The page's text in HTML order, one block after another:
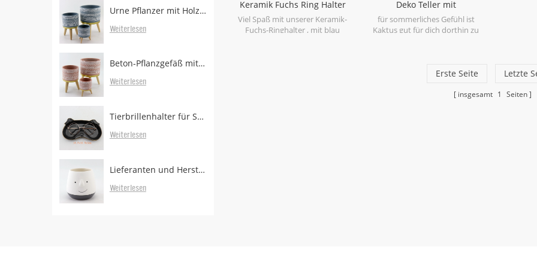
Urne Pflanzer mit Holzbeinen
Weiterlesen
Beton-Pflanzgefäß mit bewaldeten Beinen zum Verkauf
Weiterlesen
Tierbrillenhalter für Schreibtisch
Weiterlesen
Lieferanten und Hersteller von Pflanzgefäßen
Weiterlesen
Polyfoam mit brauner Innen- und
Masterbox. Geschenkbox oder
Farbbox ist erreichbar.
Keramik Fuchs Ring Halter
blau und weiß
Viel Spaß mit unserer Keramik-
Fuchs-Ringhalter , mit blau
Deko Teller mit
handbemalten Kaktus und
Goldrand
für sommerliches Gefühl ist
Kaktus gut für dich dorthin zu
Erste Seite Letzte
insgesamt 1 Seiten